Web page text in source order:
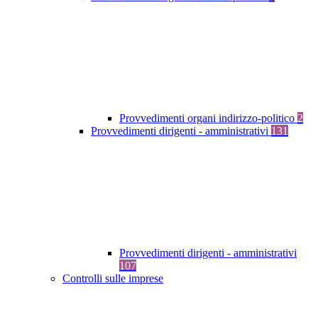
Provvedimenti organi indirizzo-politico 2
Provvedimenti dirigenti - amministrativi 131
Provvedimenti dirigenti - amministrativi
107
Controlli sulle imprese